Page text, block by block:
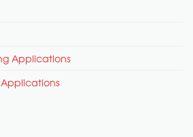
Applications